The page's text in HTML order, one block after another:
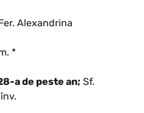
Alexandrina
*
a de peste an; Sf.